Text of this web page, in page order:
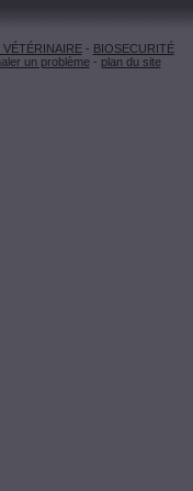
VÉTÉRINAIRE- BIOSECURITÉ
un problème- plan du site